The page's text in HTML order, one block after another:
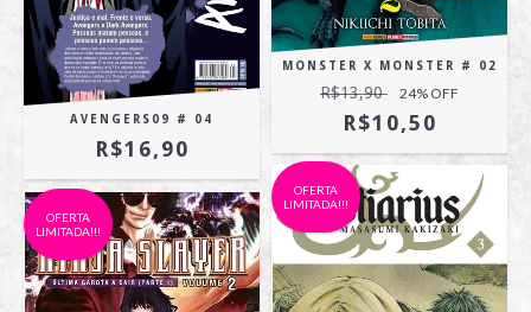
AVENGERS09 # 04
R$16,90
MONSTER X MONSTER # 02
R$13,90 24% OFF
R$10,50
OFERTA
LIMITADA!!!
OFERTA
LIMITADA!!!